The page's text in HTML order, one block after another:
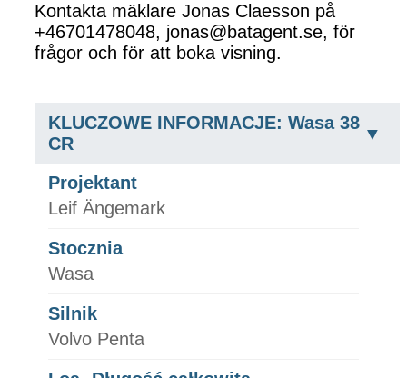
Kontakta mäklare Jonas Claesson på
+46701478048, jonas@batagent.se, för
frågor och för att boka visning.
KLUCZOWE INFORMACJE: Wasa 38
CR
Projektant
Leif Ängemark
Stocznia
Wasa
Silnik
Volvo Penta